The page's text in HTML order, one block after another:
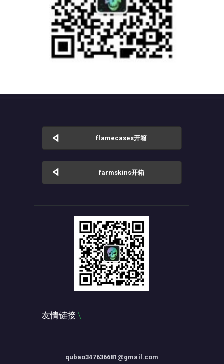
flamecases开箱
farmskins开箱
友情链接
qubao347636681@gmail.com